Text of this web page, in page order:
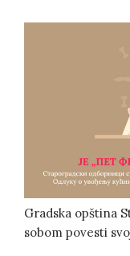
Gradska opština
sobom povesti